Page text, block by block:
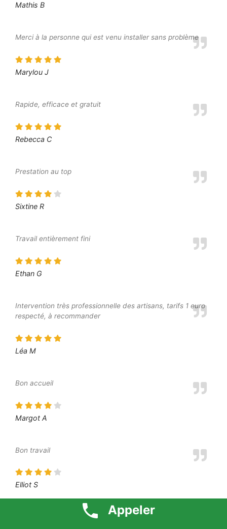
Mathis B
Merci à la personne qui est venu installer sans problème
Marylou J
Rapide, efficace et gratuit
Rebecca C
Prestation au top
Sixtine R
Travail entièrement fini
Ethan G
Intervention très professionnelle des artisans, tarifs 1 euro
respecté, à recommander
Léa M
Bon accueil
Margot A
Bon travail
Elliot S
L’intervenant a été à l’écoute de mes besoins
Appeler